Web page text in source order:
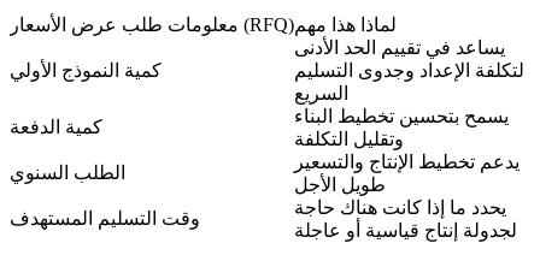
معلومات طلب عرض الأسعار (RFQ)لماذا هذا مهم
كمية النموذج الأولي
يساعد في تقييم الحد الأدنى
لتكلفة الإعداد وجدوى التسليم
السريع
كمية الدفعة
يسمح بتحسين تخطيط البناء
وتقليل التكلفة
الطلب السنوي
يدعم تخطيط الإنتاج والتسعير
طويل الأجل
وقت التسليم المستهدف
يحدد ما إذا كانت هناك حاجة
لجدولة إنتاج قياسية أو عاجلة